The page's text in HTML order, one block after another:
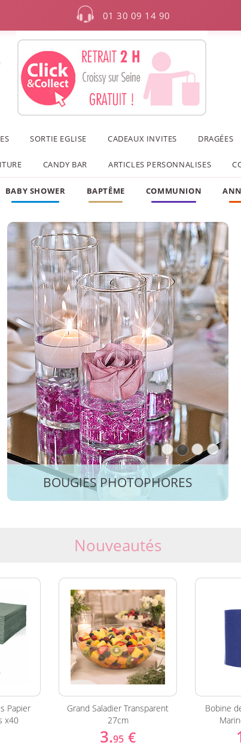
01 30 09 14 90
SORTIE EGLISE CADEAUX INVITES DRAGÉES
CANDY BAR ARTICLES PERSONNALISES
BABY SHOWER BAPTÊME COMMUNION
BOUGIES PHOTOPHORES
Nouveautés
Papier
x40
Grand Saladier Transparent
27cm
3.95 €
Bobine